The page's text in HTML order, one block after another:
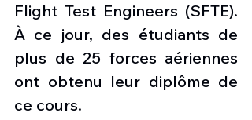
Flight Test Engineers (SFTE).
À ce jour, des étudiants de
plus de 25 forces aériennes
ont obtenu leur diplôme de
ce cours.